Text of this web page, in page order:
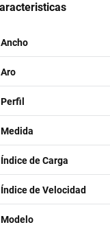
Ancho
Aro
Perfil
Medida
Índice de Carga
Índice de Velocidad
Modelo